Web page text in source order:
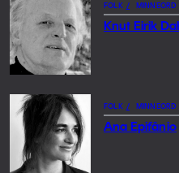
FOLK / MINNEORD
Knut Eirik
FOLK / MINNEORD
Ana Epifânio